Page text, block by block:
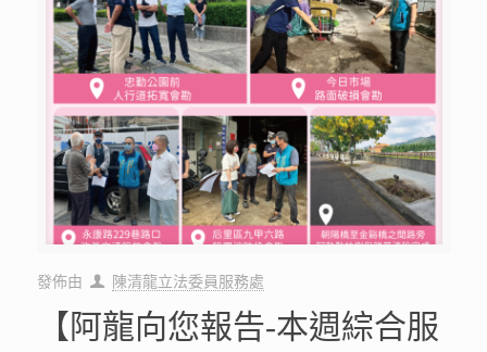
發佈由 陳清龍立法委員服務處
【阿龍向您報告-本週綜合服